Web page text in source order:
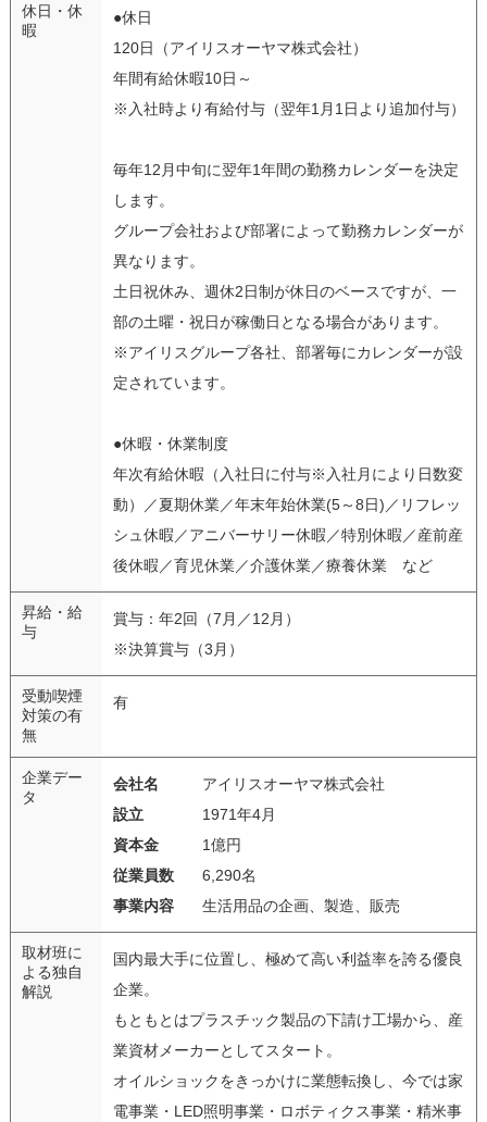
休日・休
暇
●休日
120日（アイリスオーヤマ株式会社）
年間有給休暇10日～
※入社時より有給付与（翌年1月1日より追加付与）
毎年12月中旬に翌年1年間の勤務カレンダーを決定
します。
グループ会社および部署によって勤務カレンダーが
異なります。
土日祝休み、週休2日制が休日のベースですが、一
部の土曜・祝日が稼働日となる場合があります。
※アイリスグループ各社、部署毎にカレンダーが設
定されています。
●休暇・休業制度
年次有給休暇（入社日に付与※入社月により日数変
動）／夏期休業／年末年始休業(5～8日)／リフレッ
シュ休暇／アニバーサリー休暇／特別休暇／産前産
後休暇／育児休業／介護休業／療養休業 など
昇給・給
与
賞与：年2回（7月／12月）
※決算賞与（3月）
受動喫煙
対策の有
無
有
企業デー
タ
会社名
アイリスオーヤマ株式会社
設立
1971年4月
資本金
1億円
従業員数
6,290名
事業内容
生活用品の企画、製造、販売
取材班に
よる独自
解説
国内最大手に位置し、極めて高い利益率を誇る優良
企業。
もともとはプラスチック製品の下請け工場から、産
業資材メーカーとしてスタート。
オイルショックをきっかけに業態転換し、今では家
電事業・LED照明事業・ロボティクス事業・精米事